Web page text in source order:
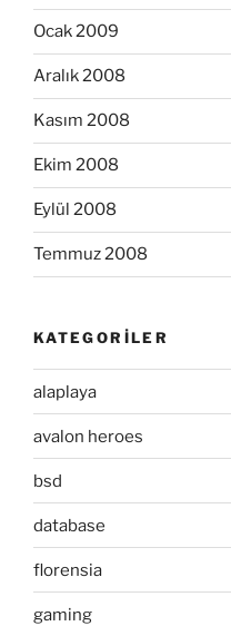
Ocak 2009
Aralık 2008
Kasım 2008
Ekim 2008
Eylül 2008
Temmuz 2008
KATEGORILER
alaplaya
avalon heroes
bsd
database
florensia
gaming